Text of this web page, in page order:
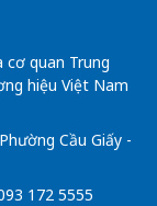
cơ quan Trung
hiệu Việt Nam
Cầu Giấy -
172 5555